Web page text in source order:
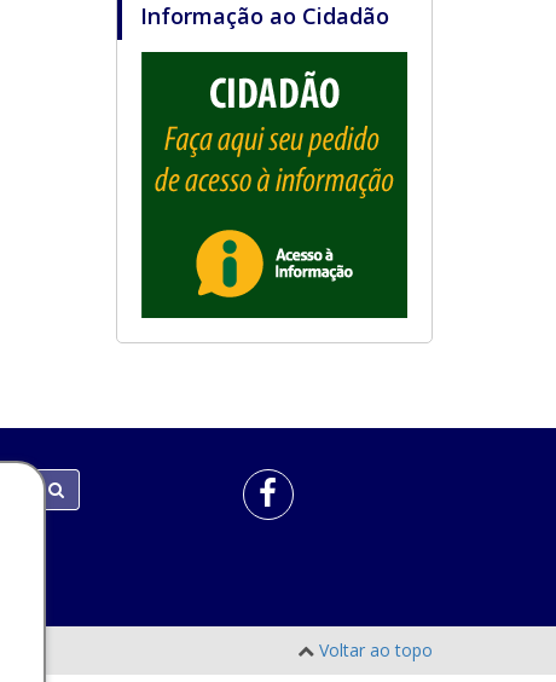
Informação ao Cidadão
Voltar ao topo